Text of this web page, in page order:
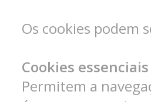
Os cookies podem
Cookies essenciais
Permitem a